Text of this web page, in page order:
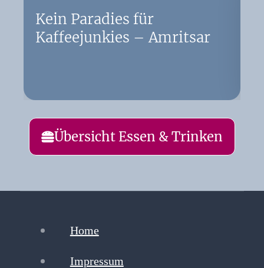
Kein Paradies für
Kaffeejunkies – Amritsar
Übersicht Essen & Trinken
Home
Impressum